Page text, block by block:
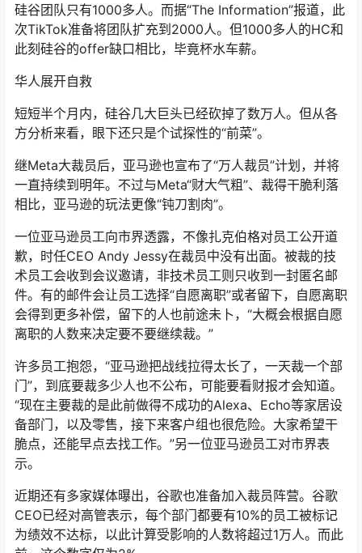
硅谷团队只有1000多人。而据“The Information”报道，此
次TikTok准备将团队扩充到2000人。但1000多人的HC和
此刻硅谷的offer缺口相比，毕竟杯水车薪。
华人展开自救
短短半个月内，硅谷几大巨头已经砍掉了数万人。但从各
方分析来看，眼下还只是个试探性的“前菜”。
继Meta大裁员后，亚马逊也宣布了“万人裁员”计划，并将
一直持续到明年。不过与Meta“财大气粗”、裁得干脆利落
相比，亚马逊的玩法更像“钝刀割肉”。
一位亚马逊员工向市界透露，不像扎克伯格对员工公开道
歉，时任CEO Andy Jessy在裁员中没有出面。被裁的技
术员工会收到会议邀请，非技术员工则只收到一封匿名邮
件。有的邮件会让员工选择“自愿离职”或者留下，自愿离职
会得到更多补偿，留下的人也前途未卜，“大概会根据自愿
离职的人数来决定要不要继续裁。”
许多员工抱怨，“亚马逊把战线拉得太长了，一天裁一个部
门”，到底要裁多少人也不公布，可能要看财报才会知道。
“现在主要裁的是此前做得不成功的Alexa、Echo等家居设
备部门，以及零售，接下来客户组也很危险。大家希望干
脆点，还能早点去找工作。”另一位亚马逊员工对市界表
示。
近期还有多家媒体曝出，谷歌也准备加入裁员阵营。谷歌
CEO已经对高管表示，每个部门都要有10%的员工被标记
为绩效不达标，以此计算受影响的人数将超过1万人。而此